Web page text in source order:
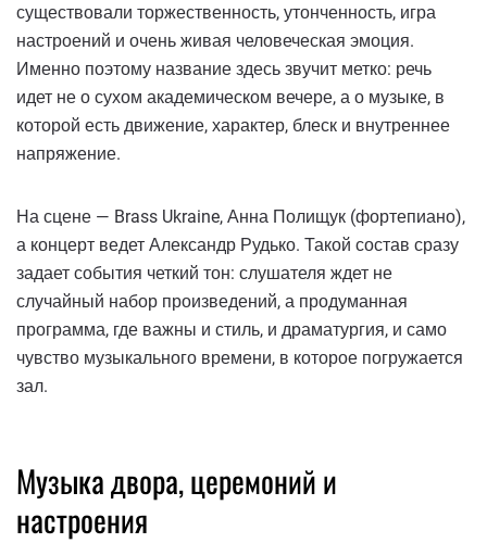
существовали торжественность, утонченность, игра
настроений и очень живая человеческая эмоция.
Именно поэтому название здесь звучит метко: речь
идет не о сухом академическом вечере, а о музыке, в
которой есть движение, характер, блеск и внутреннее
напряжение.
На сцене — Brass Ukraine, Анна Полищук (фортепиано),
а концерт ведет Александр Рудько. Такой состав сразу
задает события четкий тон: слушателя ждет не
случайный набор произведений, а продуманная
программа, где важны и стиль, и драматургия, и само
чувство музыкального времени, в которое погружается
зал.
Музыка двора, церемоний и
настроения